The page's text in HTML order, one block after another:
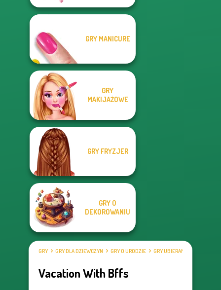
GRY MANICURE
GRY
MAKIJAŻOWE
GRY FRYZJER
GRY O
DEKOROWANIU
GRY GRY DLA DZIEWCZYN GRY O URODZIE GRY UBIERANKI
Vacation With Bffs